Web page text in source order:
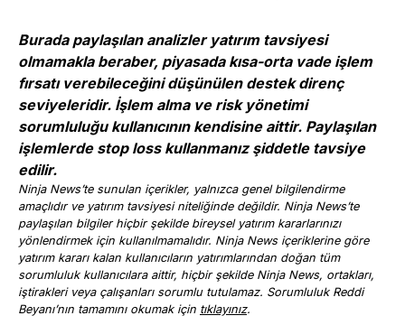
Burada paylaşılan analizler yatırım tavsiyesi
olmamakla beraber, piyasada kısa-orta vade işlem
fırsatı verebileceğini düşünülen destek direnç
seviyeleridir. İşlem alma ve risk yönetimi
sorumluluğu kullanıcının kendisine aittir. Paylaşılan
işlemlerde stop loss kullanmanız şiddetle tavsiye
edilir.
Ninja News’te sunulan içerikler, yalnızca genel bilgilendirme
amaçlıdır ve yatırım tavsiyesi niteliğinde değildir. Ninja News’te
paylaşılan bilgiler hiçbir şekilde bireysel yatırım kararlarınızı
yönlendirmek için kullanılmamalıdır. Ninja News içeriklerine göre
yatırım kararı kalan kullanıcıların yatırımlarından doğan tüm
sorumluluk kullanıcılara aittir, hiçbir şekilde Ninja News, ortakları,
iştirakleri veya çalışanları sorumlu tutulamaz. Sorumluluk Reddi
Beyanı’nın tamamını okumak için tıklayınız.